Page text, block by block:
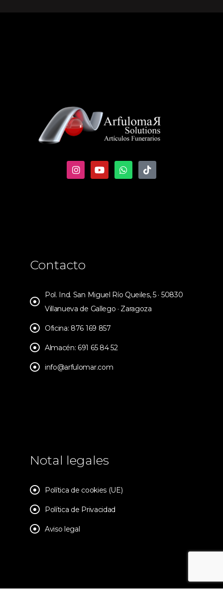
Contacto
Pol. Ind. San Miguel Río Queiles, 5 · 50830
Villanueva de Gallego · Zaragoza
Oficina: 876 169 857
Almacén: 691 65 84 52
info@arfulomar.com
Notal legales
Política de cookies (UE)
Política de Privacidad
Aviso legal